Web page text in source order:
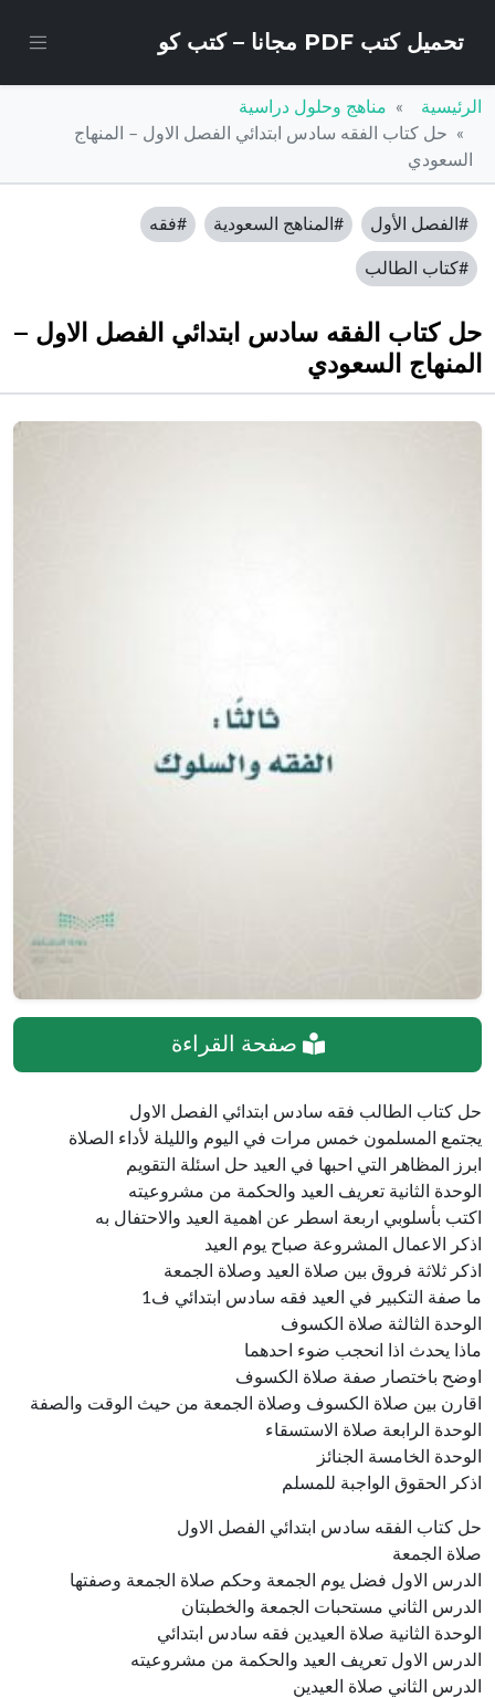
تحميل كتب PDF مجانا – كتب كو
الرئيسية
مناهج وحلول دراسية
حل كتاب الفقه سادس ابتدائي الفصل الاول – المنهاج
السعودي
#الفصل الأول #المناهج السعودية #فقه
#كتاب الطالب
حل كتاب الفقه سادس ابتدائي الفصل الاول –
المنهاج السعودي
صفحة القراءة
حل كتاب الطالب فقه سادس ابتدائي الفصل الاول
يجتمع المسلمون خمس مرات في اليوم والليلة لأداء الصلاة
ابرز المظاهر التي احبها في العيد حل اسئلة التقويم
الوحدة الثانية تعريف العيد والحكمة من مشروعيته
اكتب بأسلوبي اربعة اسطر عن اهمية العيد والاحتفال به
اذكر الاعمال المشروعة صباح يوم العيد
اذكر ثلاثة فروق بين صلاة العيد وصلاة الجمعة
ما صفة التكبير في العيد فقه سادس ابتدائي ف1
الوحدة الثالثة صلاة الكسوف
ماذا يحدث اذا انحجب ضوء احدهما
اوضح باختصار صفة صلاة الكسوف
اقارن بين صلاة الكسوف وصلاة الجمعة من حيث الوقت والصفة
الوحدة الرابعة صلاة الاستسقاء
الوحدة الخامسة الجنائز
اذكر الحقوق الواجبة للمسلم
حل كتاب الفقه سادس ابتدائي الفصل الاول
صلاة الجمعة
الدرس الاول فضل يوم الجمعة وحكم صلاة الجمعة وصفتها
الدرس الثاني مستحبات الجمعة والخطبتان
الوحدة الثانية صلاة العيدين فقه سادس ابتدائي
الدرس الاول تعريف العيد والحكمة من مشروعيته
الدرس الثاني صلاة العيدين